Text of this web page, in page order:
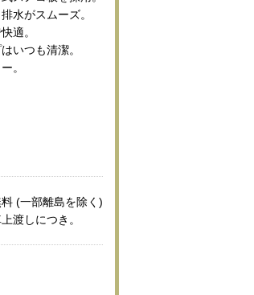
水がスムーズ。
適。
いつも清潔。
。
(一部離島を除く)
渡しにつき。